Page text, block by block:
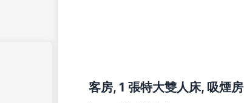
客房, 1 張特大雙人床, 吸煙房